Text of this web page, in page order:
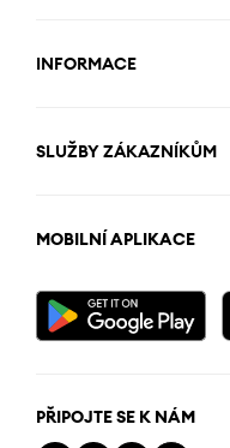
INFORMACE
SLUŽBY ZÁKAZNÍKŮM
MOBILNÍ APLIKACE
PŘIPOJTE SE K NÁM